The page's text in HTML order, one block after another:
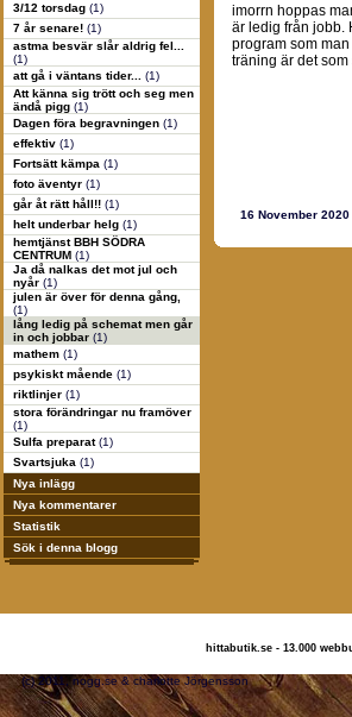
3/12 torsdag (1)
7 år senare! (1)
astma besvär slår aldrig fel...
(1)
att gå i väntans tider... (1)
Att känna sig trött och seg men
ändå pigg (1)
Dagen föra begravningen (1)
effektiv (1)
Fortsätt kämpa (1)
foto äventyr (1)
går åt rätt håll!! (1)
helt underbar helg (1)
hemtjänst BBH SÖDRA
CENTRUM (1)
Ja då nalkas det mot jul och
nyår (1)
julen är över för denna gång,
(1)
lång ledig på schemat men går
in och jobbar (1)
mathem (1)
psykiskt mående (1)
riktlinjer (1)
stora förändringar nu framöver
(1)
Sulfa preparat(1)
Svartsjuka (1)
Nya inlägg
Nya kommentarer
Statistik
Sök i denna blogg
imorrn hoppas
är ledig från jobb.
program som
träning är det
16 November 2020
hittabutik.se - 13.000
(c) 2011, nogg.se & charlotte